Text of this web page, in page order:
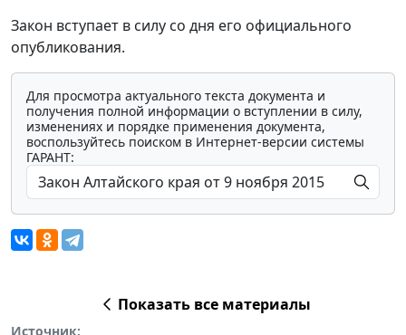
Закон вступает в силу со дня его официального
опубликования.
Для просмотра актуального текста документа и
получения полной информации о вступлении в силу,
изменениях и порядке применения документа,
воспользуйтесь поиском в Интернет-версии системы
ГАРАНТ:
Показать все материалы
Источник: